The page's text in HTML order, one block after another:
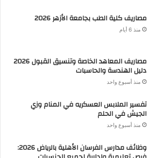
مصاريف كلية الطب بجامعة الأزهر 2026
منذ 6 أيام
مصاريف المعاهد الخاصة وتنسيق القبول 2026
دليل الهندسة والحاسبات
منذ أسبوع واحد
تفسير الملابس العسكريه في المنام وزي
الجيش في الحلم
منذ أسبوع واحد
وظائف مدارس الفرسان الأهلية بالرياض 2026: